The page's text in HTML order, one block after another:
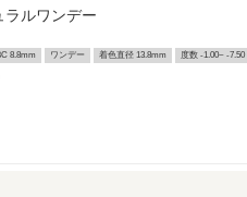
ラルワンデー
8.8mm ワンデー 着色直径 13.8mm 度数 -1.00~ -7.50